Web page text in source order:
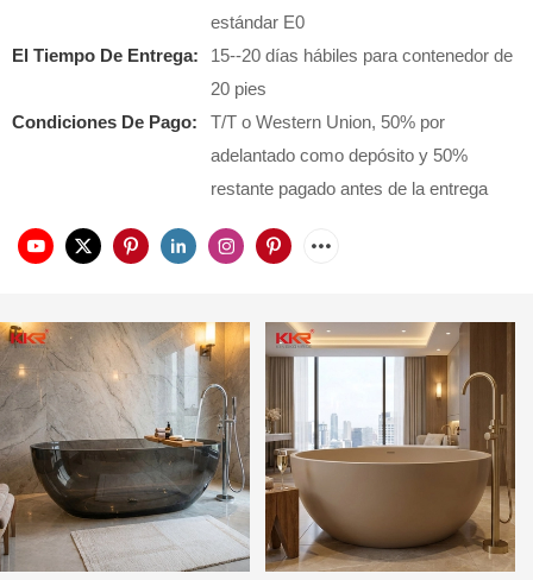
estándar E0
El Tiempo De Entrega:
15--20 días hábiles para contenedor de
20 pies
Condiciones De Pago:
T/T o Western Union, 50% por
adelantado como depósito y 50%
restante pagado antes de la entrega